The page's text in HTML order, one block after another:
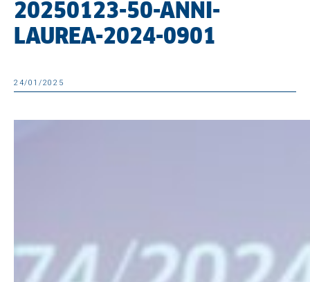
20250123-50-ANNI-
LAUREA-2024-0901
24/01/2025